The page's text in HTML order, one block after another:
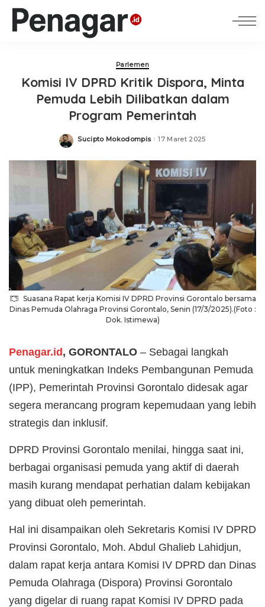
Parlemen
Komisi IV DPRD Kritik Dispora, Minta
Pemuda Lebih Dilibatkan dalam
Program Pemerintah
Posted
Sucipto Mokodompis 17 Maret 2025
Suasana Rapat kerja Komisi IV DPRD Provinsi Gorontalo bersama
Dinas Pemuda Olahraga Provinsi Gorontalo, Senin (17/3/2025).(Foto :
Dok. Istimewa)
Penagar.id, GORONTALO – Sebagai langkah
untuk meningkatkan Indeks Pembangunan Pemuda
(IPP), Pemerintah Provinsi Gorontalo didesak agar
segera merancang program kepemudaan yang lebih
strategis dan inklusif.
DPRD Provinsi Gorontalo menilai, hingga saat ini,
berbagai organisasi pemuda yang aktif di daerah
masih kurang mendapat perhatian dalam kebijakan
yang dibuat oleh pemerintah.
Hal ini disampaikan oleh Sekretaris Komisi IV DPRD
Provinsi Gorontalo, Moh. Abdul Ghalieb Lahidjun,
dalam rapat kerja antara Komisi IV DPRD dan Dinas
Pemuda Olahraga (Dispora) Provinsi Gorontalo
yang digelar di ruang rapat Komisi IV DPRD pada